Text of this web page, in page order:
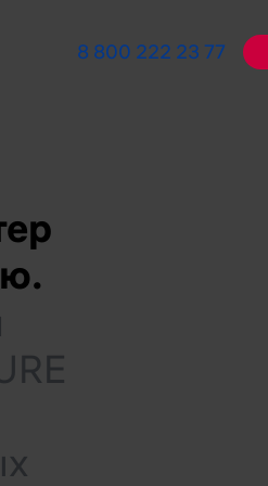
8 800 222 23 77